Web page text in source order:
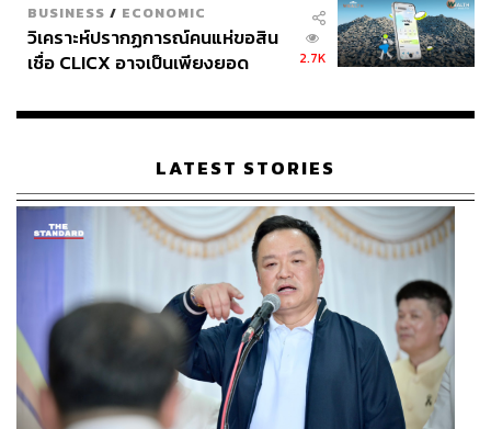
BUSINESS / ECONOMIC
วิเคราะห์ปรากฏการณ์คนแห่ขอสิน
เชื่อ CLICX อาจเป็นเพียงยอด
เรือนไทยที่ถูกซุกไว้
2.7K
LATEST STORIES